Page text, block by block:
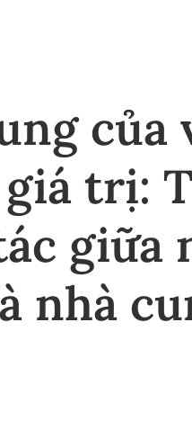
của
trị:
giữa
nhà